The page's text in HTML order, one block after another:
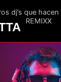
dj’s que
REMIXX